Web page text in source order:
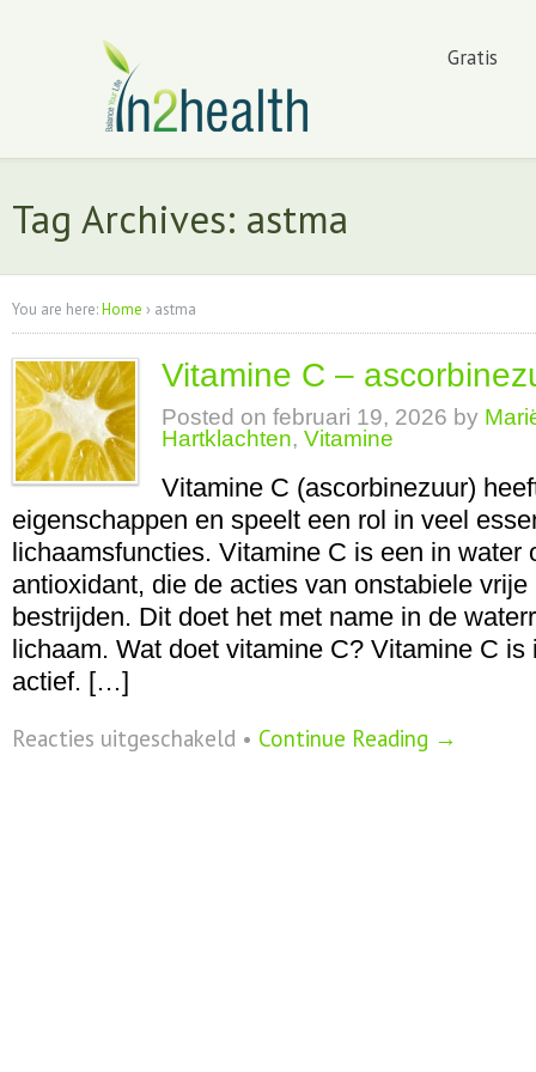
Gratis
Tag Archives: astma
You are here:Home › astma
Vitamine C –
Posted on februari 19, 2026 by
Hartklachten,Vitamine
Vitamine C (ascorbinezuur)
eigenschappen en speelt een rol in veel
lichaamsfuncties. Vitamine C is een in water
antioxidant, die de acties van onstabiele
bestrijden. Dit doet het met name in de
lichaam. Wat doet vitamine C? Vitamine C is
actief. […]
Reacties uitgeschakeld voor
Vitamine
• Continue Reading →